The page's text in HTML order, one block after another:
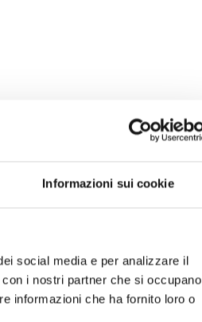
Informazioni sui cookie
social media e per analizzare il
i nostri partner che si occupano
informazioni che ha fornito loro o